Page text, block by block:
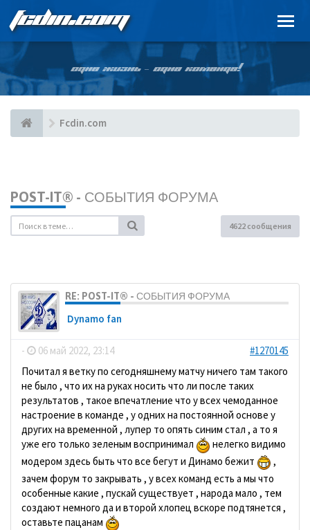
FCDIN.COM
ОДНА ЖИЗНЬ – ОДНА КОМАНДА!
Fcdin.com
POST-IT® - СОБЫТИЯ ФОРУМА
4622 сообщения
RE: POST-IT® - СОБЫТИЯ ФОРУМА
Dynamo fan
- 06 май 2022, 23:14
#1270145
Почитал я ветку по сегодняшнему матчу ничего там такого
не было , что их на руках носить что ли после таких
результатов , такое впечатление что у всех чемоданное
настроение в команде , у одних на постоянной основе у
других на временной , лупер то опять синим стал , а то я
уже его только зеленым воспринимал
нелегко видимо
модером здесь быть что все бегут и Динамо бежит
,
зачем форум то закрывать , у всех команд есть а мы что
особенные какие , пускай существует , народа мало , тем
создают немного да и второй хлопец вскоре подтянется ,
оставьте пацанам